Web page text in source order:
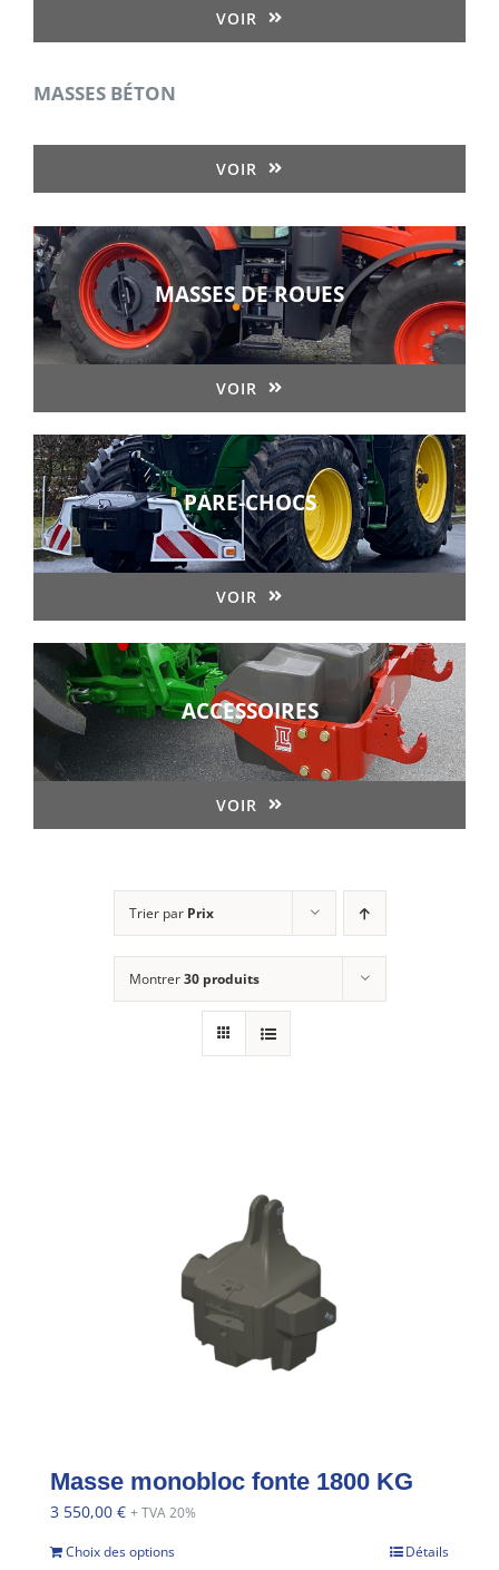
VOIR
MASSES BÉTON
VOIR
MASSES DE ROUES
VOIR
PARE-CHOCS
VOIR
ACCESSOIRES
VOIR
Trier par Prix
Montrer30 produits
Masse monobloc fonte 1800 KG
3 550,00 € + TVA 20%
Choix des options Détails